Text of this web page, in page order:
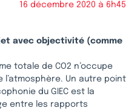
16 décembre 2020 à 6h45
avec objectivité (comme
totale de CO2 n’occupe
l’atmosphère. Un autre point
du GIEC est la
entre les rapports